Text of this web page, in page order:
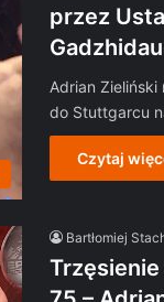
przez
Adrian Zieliński
do Stuttgarcu
Czytaj
Bartłomiej